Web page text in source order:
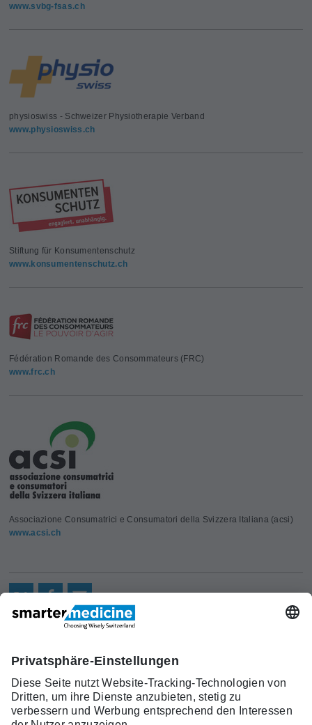
www.svbg-fsas.ch
physioswiss - Schweizer Physiotherapie Verband
www.physioswiss.ch
Stiftung für Konsumentenschutz
www.konsumentenschutz.ch
Fédération Romande des Consommateurs (FRC)
www.frc.ch
Associazione Consumatrici e Consumatori della Svizzera Italiana (acsi)
www.acsi.ch
smarter
medicine?
Top-5-
Listen
Forschung
c/o Schweizerische Gesellschaft für
Monbijoustrasse 43, Postfach, 3001 Bern
Telefon +41 31 370 40 00, Fax +41 31 370
40 19